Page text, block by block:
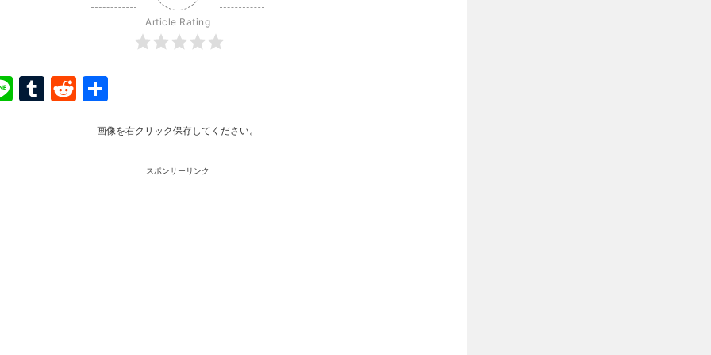
Article Rating
LineTumblr
Reddit
画像を右クリック保存してください。
スポンサーリンク